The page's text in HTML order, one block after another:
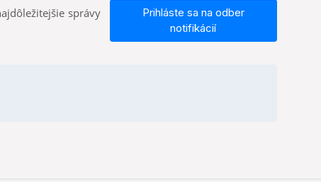
správy
Prihláste sa na odber
notifikácií